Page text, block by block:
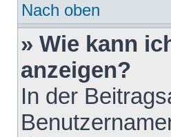
Nach oben
» Wie kann
anzeigen?
In der